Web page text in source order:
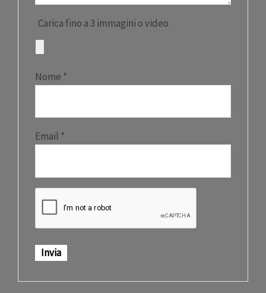
Carica fino a 3 immagini o video
Nome *
Email *